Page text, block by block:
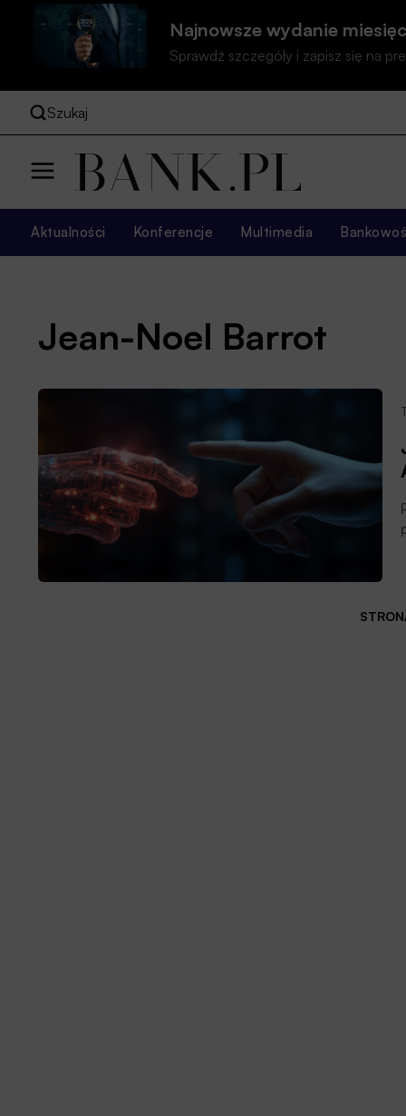
Najnowsze wydanie
Sprawdź szczegóły i zapisz się na
Szukaj
Aktualności Konferencje Multimedia
Jean-Noel Barrot